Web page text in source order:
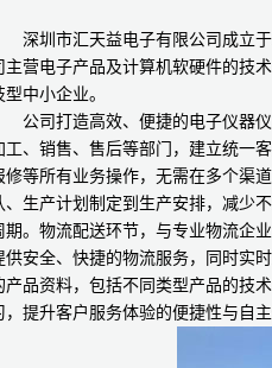
圳市汇天益电子有限公司成立于
主营电子产品及计算机软硬件的技
型中小企业。
司打造高效、便捷的电子仪器仪
工、销售、售后等部门，建立统一
修等所有业务操作，无需在多个渠
、生产计划制定到生产安排，减少
期。物流配送环节，与专业物流企
供安全、快捷的物流服务，同时实
产品资料，包括不同类型产品的技
，提升客户服务体验的便捷性与自主